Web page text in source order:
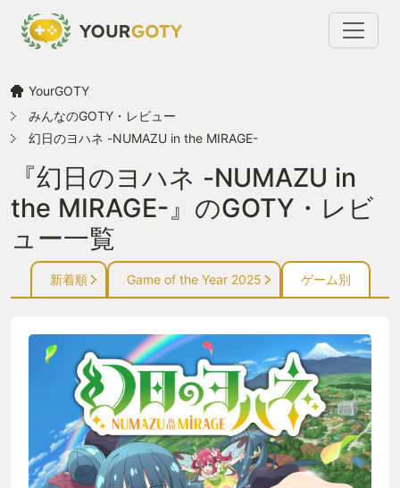
YourGOTY
みんなのGOTY・レビュー
幻日のヨハネ -NUMAZU in the MIRAGE-
『幻日のヨハネ -NUMAZU in
the MIRAGE-』のGOTY・レビ
ュー一覧
新着順 Game of the Year 2025 ゲーム別